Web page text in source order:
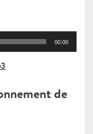
00:00
de